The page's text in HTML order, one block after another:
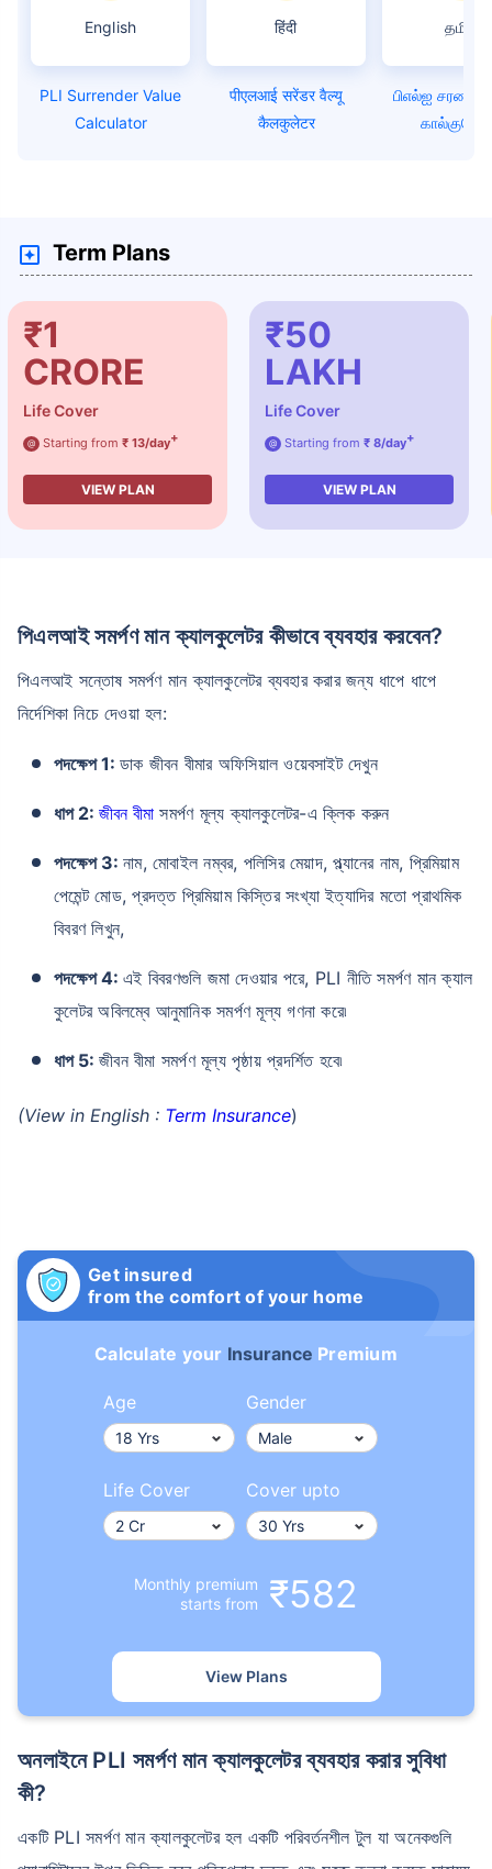
English
PLI Surrender Value
Calculator
हिंदी
पीएलआई सरेंडर वैल्यू
कैलकुलेटर
தமிழ்
பிஎல்ஐ சரண்டர்
Term Plans
₹1
CRORE
Life Cover
@ Starting from ₹ 13/day+
VIEW PLAN
₹50
LAKH
Life Cover
@ Starting from ₹ 8/day+
VIEW PLAN
পিএলআই সমর্পণ মান ক্যালকুলেটর কীভাবে ব্যবহার করবেন?
পিএলআই সন্তোষ সমর্পণ মান ক্যালকুলেটর ব্যবহার করার জন্য ধাপে ধাপে
নির্দেশিকা নিচে দেওয়া হল:
পদক্ষেপ 1: ডাক জীবন বীমার অফিসিয়াল ওয়েবসাইট দেখুন
ধাপ 2: জীবন বীমা সমর্পণ মূল্য ক্যালকুলেটর-এ ক্লিক করুন
পদক্ষেপ 3: নাম, মোবাইল নম্বর, পলিসির মেয়াদ, প্ল্যানের নাম, প্রিমিয়াম
পেমেন্ট মোড, প্রদত্ত প্রিমিয়াম কিস্তির সংখ্যা ইত্যাদির মতো প্রাথমিক
বিবরণ লিখুন,
পদক্ষেপ 4: এই বিবরণগুলি জমা দেওয়ার পরে, PLI নীতি সমর্পণ মান ক্যাল
কুলেটর অবিলম্বে আনুমানিক সমর্পণ মূল্য গণনা করে৷
ধাপ 5: জীবন বীমা সমর্পণ মূল্য পৃষ্ঠায় প্রদর্শিত হবে৷
(View in English : Term Insurance)
Get insured
from the comfort of your home
Calculate your Insurance Premium
Age Gender
Life Cover Cover upto
Monthly premium
starts from
₹582
View Plans
অনলাইনে PLI সমর্পণ মান ক্যালকুলেটর ব্যবহার করার সুবিধা
কী?
একটি PLI সমর্পণ মান ক্যালকুলেটর হল একটি পরিবর্তনশীল টুল যা অনেকগুলি